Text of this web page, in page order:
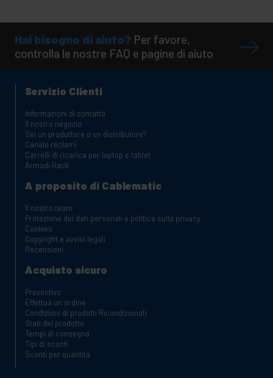
Hai bisogno di aiuto? Per favore,
controlla le nostre FAQ e pagine di aiuto
Servizio Clienti
Informazioni di contatto
Il nostro negozio
Sei un produttore o un distributore?
Canale reclami
Carrelli di ricarica per laptop e tablet
Armadi Rack
A proposito di Cablematic
Il nostro team
Protezione dei dati personali e politica sulla privacy
Cookies
Copyright e avvisi legali
Recensioni
Acquisto sicuro
Preventivo
Effettua un ordine
Condizioni di prodotti Ricondizionati
Stati del prodotto
Tempi di consegna
Tipi di sconti
Sconti per quantità